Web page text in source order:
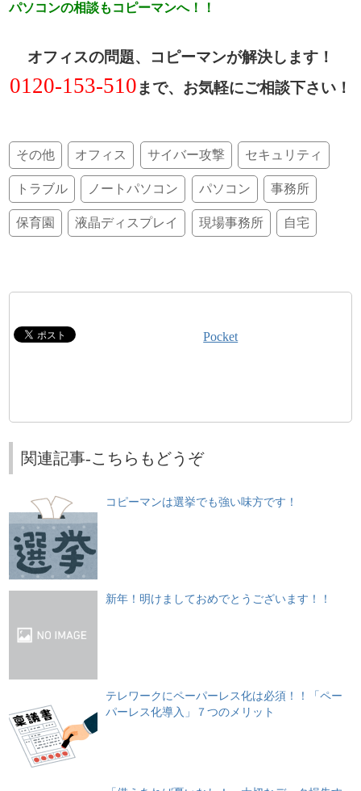
パソコンの相談もコピーマンへ！！
オフィスの問題、コピーマンが解決します！
0120-153-510 まで、お気軽にご相談下さい！
その他 オフィス サイバー攻撃 セキュリティ
トラブル ノートパソコン パソコン 事務所
保育園 液晶ディスプレイ 現場事務所 自宅
Pocket
関連記事-こちらもどうぞ
コピーマンは選挙でも強い味方です！
新年！明けましておめでとうございます！！
テレワークにペーパーレス化は必須！！「ペー
パーレス化導入」７つのメリット